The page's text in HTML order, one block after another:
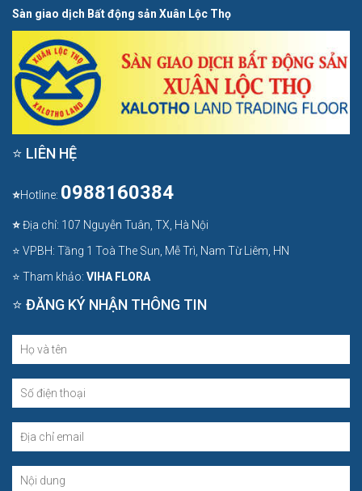
Sàn giao dịch Bất động sản Xuân Lộc Thọ
⭐ LIÊN HỆ
⭐Hotline: 0988160384
⭐Địa chỉ: 107 Nguyễn Tuân, TX, Hà Nội
⭐ VPBH: Tầng 1 Toà The Sun, Mễ Trì, Nam Từ Liêm, HN
⭐ Tham khảo: VIHA FLORA
⭐ ĐĂNG KÝ NHẬN THÔNG TIN